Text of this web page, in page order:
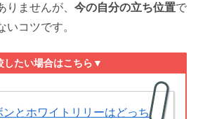
りませんが、 今の自分の立ち位置で
コツです。
したい場合はこちら▼
ンとホワイトリリーはどっち